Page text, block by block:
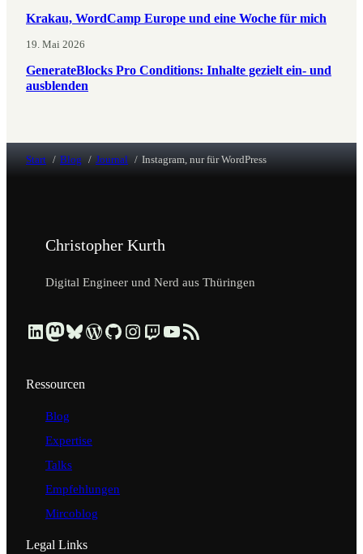
Krakau, WordCamp Europe und eine Woche für mich
19. Mai 2026
GenerateBlocks Pro Conditions: Inhalte gezielt ein- und
ausblenden
Start Blog Journal Instagram, nur für WordPress
Christopher Kurth
Digital Engineer und Nerd aus Thüringen
Beruflich über LinkedIn vernetzen Dezentral über Mastodon folgen Kurzmeldungen über Bluesky lesen Profil & Contributions auf WordPress.org ansehen Code & Repositories über GitHub erkunden Visuelle Einblicke über Instagram ansehen Streams & Tech-Talks über Twitch schauen Videos & Tutorials über YouTube ansehen Blog-Updates über RSS-Feed abonnieren
Ressourcen
Blog
Expertise
Talks
Empfehlungen
Mircoblog
Legal Links